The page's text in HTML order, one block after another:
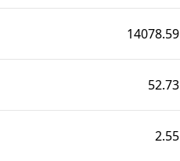
14078.59
52.73
2.55